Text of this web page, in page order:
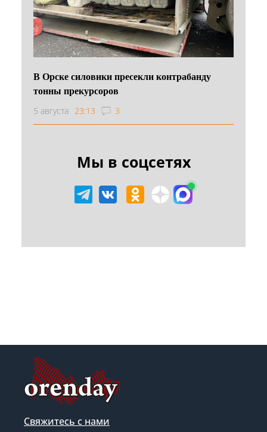
В Орске силовики пресекли контрабанду
тонны прекурсоров
5 августа 23:13 3
Мы в соцсетях
Свяжитесь с нами